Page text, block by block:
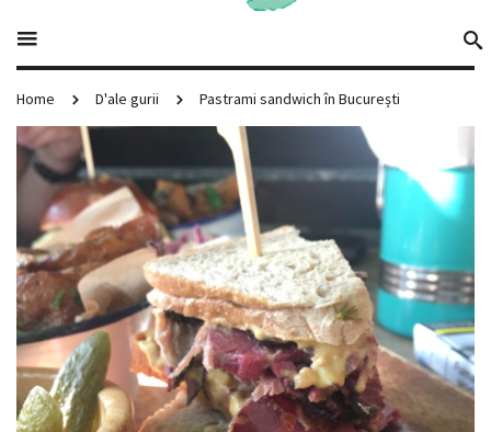
Home D'ale gurii Pastrami sandwich în București